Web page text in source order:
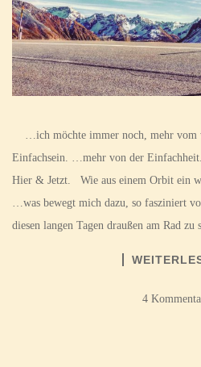
…ich möchte immer noch, mehr
Einfachsein. …mehr von der
Hier & Jetzt. Wie aus einem Orbit ein
…was bewegt mich dazu, so fasziniert
diesen langen Tagen draußen am Rad
4